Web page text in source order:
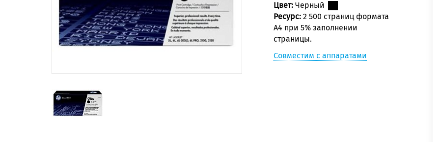
Цвет: Черный
Ресурс: 2 500 страниц формата
А4 при 5% заполнении
страницы.
Совместим с аппаратами